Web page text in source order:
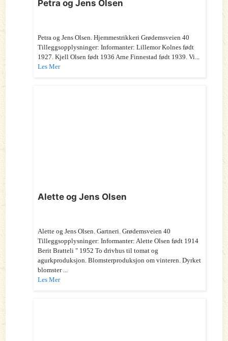
Petra og Jens Olsen
Petra og Jens Olsen. Hjemmestrikkeri Grødemsveien 40
Tilleggsopplysninger: Informanter: Lillemor Kolnes født
1927. Kjell Olsen født 1936 Arne Finnestad født 1939. Vi...
Les Mer
Alette og Jens Olsen
Alette og Jens Olsen. Gartneri. Grødemsveien 40
Tilleggsopplysninger: Informanter: Alette Olsen født 1914
Berit Bratteli " 1952 To drivhus til tomat og
agurkproduksjon. Blomsterproduksjon om vinteren. Dyrket
blomster ...
Les Mer